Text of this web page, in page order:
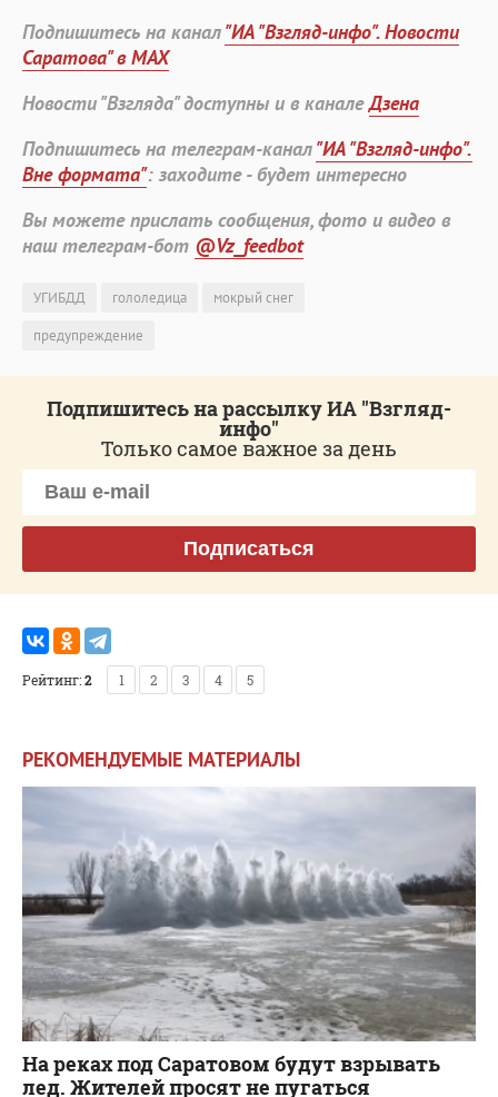
Подпишитесь на канал"ИА "Взгляд-инфо". Новости
Саратова" в MAX
Новости "Взгляда" доступны и в каналеДзена
Подпишитесь на телеграм-канал"ИА "Взгляд-инфо".
Вне формата": заходите - будет интересно
Вы можете прислать сообщения, фото и видео в
наш телеграм-бот @Vz_feedbot
УГИБДД гололедица
мокрый снег
предупреждение
Подпишитесь на рассылку ИА "Взгляд-
инфо"
Только самое важное за день
Подписаться
Рейтинг:2 1 2 3 4 5
РЕКОМЕНДУЕМЫЕ МАТЕРИАЛЫ
На реках под Саратовом будут взрывать
лед. Жителей просят не пугаться